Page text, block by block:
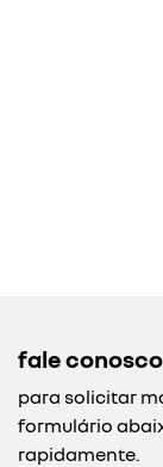
fale conosco
para solicitar
formulário
rapidamente.